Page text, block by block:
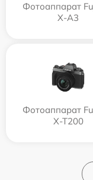
Фотоаппарат
X-A3
Фотоаппарат
X-T200